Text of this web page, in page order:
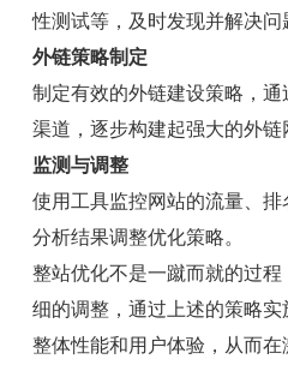
性测试等，及时发现并解决问
外链策略制定
制定有效的外链建设策略，
渠道，逐步构建起强大的外链
监测与调整
使用工具监控网站的流量、
分析结果调整优化策略。
整站优化不是一蹴而就的过
细的调整，通过上述的策略
整体性能和用户体验，从而